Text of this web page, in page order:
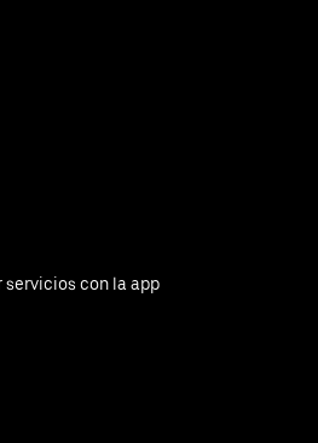
servicios con la app